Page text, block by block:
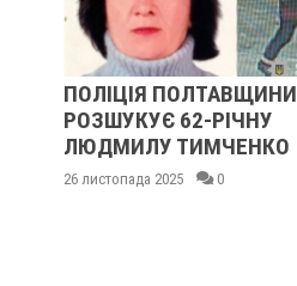
ПОЛІЦІЯ ПОЛТАВЩИНИ
РОЗШУКУЄ 62-РІЧНУ
ЛЮДМИЛУ ТИМЧЕНКО
26 листопада 2025 0